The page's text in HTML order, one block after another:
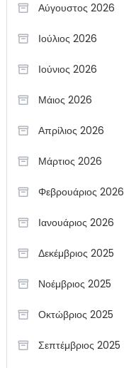
Αύγουστος 2026
Ιούλιος 2026
Ιούνιος 2026
Μάιος 2026
Απρίλιος 2026
Μάρτιος 2026
Φεβρουάριος 2026
Ιανουάριος 2026
Δεκέμβριος 2025
Νοέμβριος 2025
Οκτώβριος 2025
Σεπτέμβριος 2025